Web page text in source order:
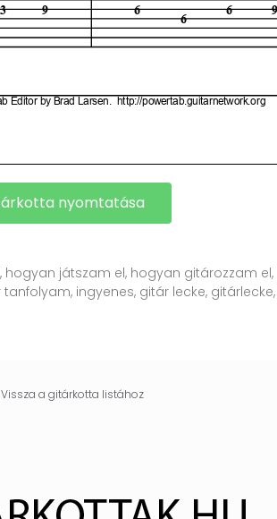
nyomtatása
játszam el, hogyan gitározzam
ingyenes, gitár lecke,
Vissza a gitárkotta listához